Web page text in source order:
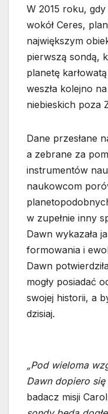
W 2015 roku,
wokół Ceres,
największym
pierwszą sondą,
planetę
weszła kolejno
niebieskich poza
Dane przesłane
a zebrane za
instrumentów
naukowcom
w zupełnie inny
Dawn wykazała
formowania i
Dawn
mogły posiadać
swojej historii, a
dzisiaj.
„Pod wieloma
Dawn dopiero się
badacz misji